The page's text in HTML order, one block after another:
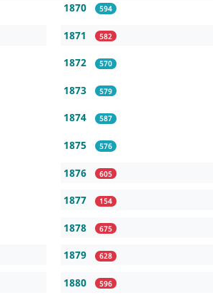
1870 594
1871 582
1872 570
1873 579
1874 587
1875 576
1876 605
1877 154
1878 675
1879 628
1880 596